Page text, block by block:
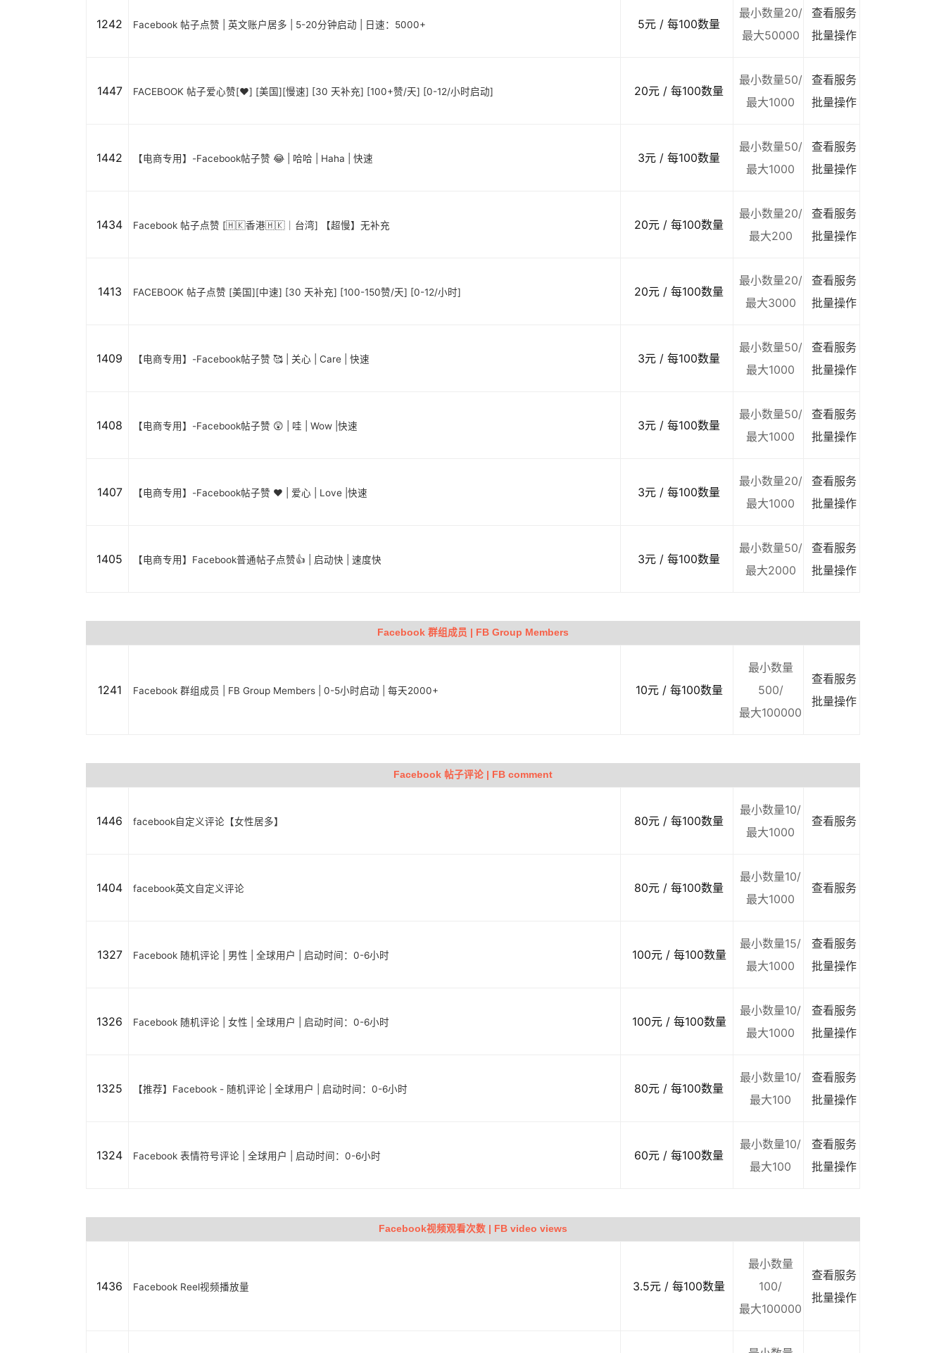
1242 Facebook 帖子点赞 | 英文账户居多 | 5-20分钟启动 | 日速：5000+ 5元 / 每100数量
最小数量20/
最大50000
查看服务
批量操作
1447 FACEBOOK 帖子爱心赞[❤️] [美国][慢速] [30 天补充] [100+赞/天] [0-12/小时启动] 20元 / 每100数量
最小数量50/
最大1000
查看服务
批量操作
1442 【电商专用】-Facebook帖子赞 😂 | 哈哈 | Haha | 快速 3元 / 每100数量
最小数量50/
最大1000
查看服务
批量操作
1434 Facebook 帖子点赞 [🇭🇰香港🇭🇰｜台湾] 【超慢】无补充 20元 / 每100数量
最小数量20/
最大200
查看服务
批量操作
1413 FACEBOOK 帖子点赞 [美国][中速] [30 天补充] [100-150赞/天] [0-12/小时] 20元 / 每100数量
最小数量20/
最大3000
查看服务
批量操作
1409 【电商专用】-Facebook帖子赞 🥰 | 关心 | Care | 快速 3元 / 每100数量
最小数量50/
最大1000
查看服务
批量操作
1408 【电商专用】-Facebook帖子赞 😲 | 哇 | Wow |快速 3元 / 每100数量
最小数量50/
最大1000
查看服务
批量操作
1407 【电商专用】-Facebook帖子赞 ❤️ | 爱心 | Love |快速 3元 / 每100数量
最小数量20/
最大1000
查看服务
批量操作
1405 【电商专用】Facebook普通帖子点赞👍 | 启动快 | 速度快 3元 / 每100数量
最小数量50/
最大2000
查看服务
批量操作
Facebook 群组成员 | FB Group Members
1241 Facebook 群组成员 | FB Group Members | 0-5小时启动 | 每天2000+ 10元 / 每100数量
最小数量
500/
最大100000
查看服务
批量操作
Facebook 帖子评论 | FB comment
1446 facebook自定义评论【女性居多】 80元 / 每100数量
最小数量10/
最大1000
查看服务
1404 facebook英文自定义评论 80元 / 每100数量
最小数量10/
最大1000
查看服务
1327 Facebook 随机评论 | 男性 | 全球用户 | 启动时间：0-6小时 100元 / 每100数量
最小数量15/
最大1000
查看服务
批量操作
1326 Facebook 随机评论 | 女性 | 全球用户 | 启动时间：0-6小时 100元 / 每100数量
最小数量10/
最大1000
查看服务
批量操作
1325 【推荐】Facebook - 随机评论 | 全球用户 | 启动时间：0-6小时 80元 / 每100数量
最小数量10/
最大100
查看服务
批量操作
1324 Facebook 表情符号评论 | 全球用户 | 启动时间：0-6小时 60元 / 每100数量
最小数量10/
最大100
查看服务
批量操作
Facebook视频观看次数 | FB video views
1436 Facebook Reel视频播放量 3.5元 / 每100数量
最小数量
100/
最大100000
查看服务
批量操作